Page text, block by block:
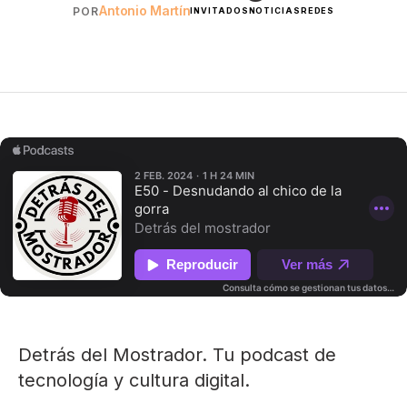
PORAntonio MartínINVITADOSNOTICIASREDES
Detrás del Mostrador. Tu podcast de
tecnología y cultura digital.